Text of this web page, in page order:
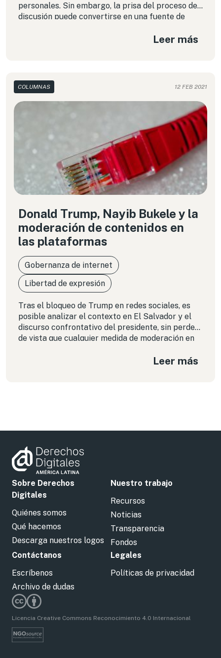
personales. Sin embargo, la prisa del proceso de
discusión puede convertirse en una fuente de
proteger los derechos de las personas.Leer más
COLUMNAS 12 FEB 2021
Donald Trump, Nayib Bukele y la
moderación de contenidos en
las plataformas
Gobernanza de internet
Libertad de expresión
Tras el bloqueo de Trump en redes sociales, es
posible analizar el contexto en El Salvador y el
discurso confrontativo del presidente, sin perder
de vista que cualquier medida de moderación en
Leer más
Sobre Derechos
Digitales
Quiénes somos
Qué hacemos
Descarga nuestros logos
Nuestro trabajo
Recursos
Noticias
Transparencia
Fondos
Contáctanos
Escríbenos
Archivo de dudas
Legales
Políticas de privacidad
Licencia Creative Commons Reconocimiento 4.0 Internacional